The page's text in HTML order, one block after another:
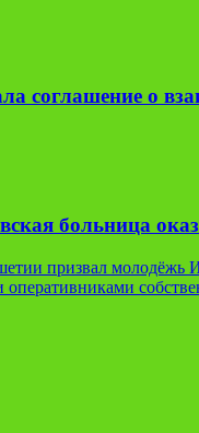
соглашение о
больница
призвал молодёжь